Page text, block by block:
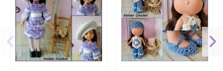
Fiche patron 299
: Danaé Ruby Red
Siblies
Atelier-Crochet
5,50 €
Fiche patron 255
: Zinnie Ruby Red
Fashion Friends
Atelier-Crochet
5,50 €
Fiche patron 314
: Manon Siblies
Atelier-Crochet
5,50 €